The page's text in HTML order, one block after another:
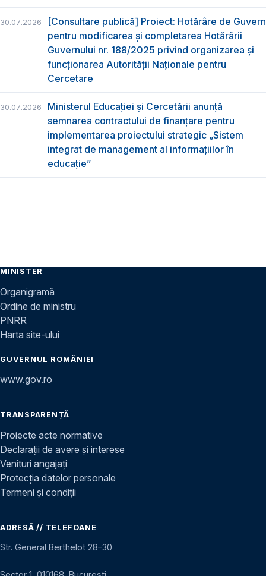
30.07.2026
[Consultare publică] Proiect: Hotărâre de Guvern
pentru modificarea și completarea Hotărârii
Guvernului nr. 188/2025 privind organizarea şi
funcţionarea Autorităţii Naţionale pentru
Cercetare
30.07.2026
Ministerul Educației și Cercetării anunță
semnarea contractului de finanțare pentru
implementarea proiectului strategic „Sistem
integrat de management al informațiilor în
educație”
MINISTER
Organigramă
Ordine de ministru
PNRR
Harta site-ului
GUVERNUL ROMÂNIEI
www.gov.ro
TRANSPARENȚĂ
Proiecte acte normative
Declarații de avere și interese
Venituri angajați
Protecția datelor personale
Termeni și condiții
ADRESĂ // TELEFOANE
Str. General Berthelot 28–30